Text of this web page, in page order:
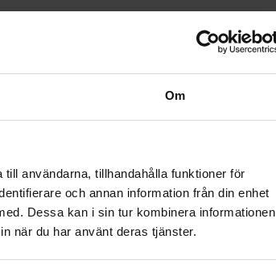
Om
användarna, tillhandahålla funktioner för
och annan information från din enhet
Dessa kan i sin tur kombinera informationen
när du har använt deras tjänster.
Caroline Svedbom
varianter